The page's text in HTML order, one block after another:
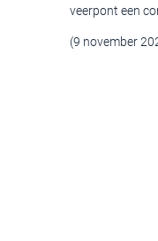
veerpont een
(9 november